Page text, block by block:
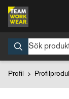
Profil